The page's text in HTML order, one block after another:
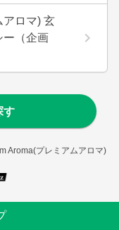
Aroma(プレミアムアロマ)
アロマ) 玄
ー（企画
す